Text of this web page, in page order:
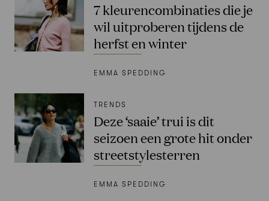
7 kleurencombinaties die je
wil uitproberen tijdens de
herfst en winter
EMMA SPEDDING
TRENDS
Deze ‘saaie’ trui is dit
seizoen een grote hit onder
streetstylesterren
EMMA SPEDDING